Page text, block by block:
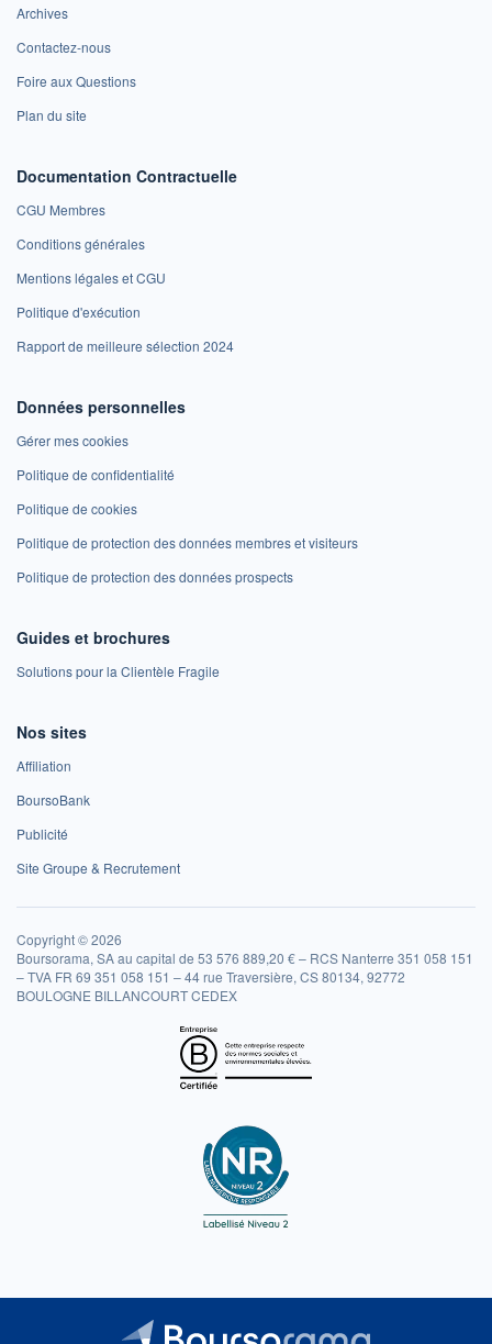
Archives
Contactez-nous
Foire aux Questions
Plan du site
Documentation Contractuelle
CGU Membres
Conditions générales
Mentions légales et CGU
Politique d'exécution
Rapport de meilleure sélection 2024
Données personnelles
Gérer mes cookies
Politique de confidentialité
Politique de cookies
Politique de protection des données membres et visiteurs
Politique de protection des données prospects
Guides et brochures
Solutions pour la Clientèle Fragile
Nos sites
Affiliation
BoursoBank
Publicité
Site Groupe & Recrutement
Copyright © 2026
Boursorama, SA au capital de 53 576 889,20 € – RCS Nanterre 351 058 151
– TVA FR 69 351 058 151 – 44 rue Traversière, CS 80134, 92772
BOULOGNE BILLANCOURT CEDEX